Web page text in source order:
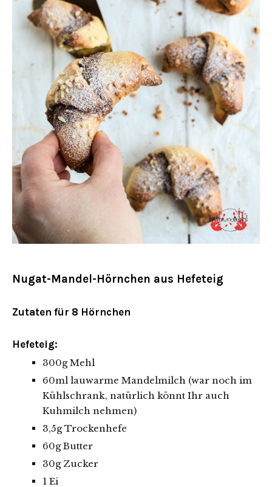
Nugat-Mandel-Hörnchen aus Hefeteig
Zutaten für 8 Hörnchen
Hefeteig:
300g Mehl
60ml lauwarme Mandelmilch (war noch im
Kühlschrank, natürlich könnt Ihr auch
Kuhmilch nehmen)
3,5g Trockenhefe
60g Butter
30g Zucker
1 Ei